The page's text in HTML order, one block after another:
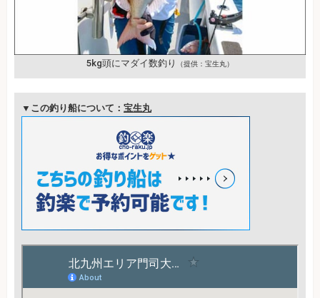
5kg頭にマダイ数釣り （提供：宝生丸）
▼この釣り船について： 宝生丸